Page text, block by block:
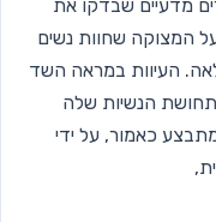
מדעיים שבדקו את
המצוקה שחוות נשים
העיוות במראה השד
הנשיות שלה
כאמור, על ידי